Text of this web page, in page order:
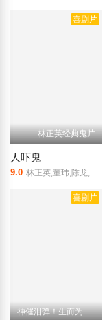
喜剧片
林正英经典鬼片
人吓鬼
9.0 林正英,董玮,陈龙,罗浩楷,钱月笙
喜剧片
神催泪弹！生而为人对不起